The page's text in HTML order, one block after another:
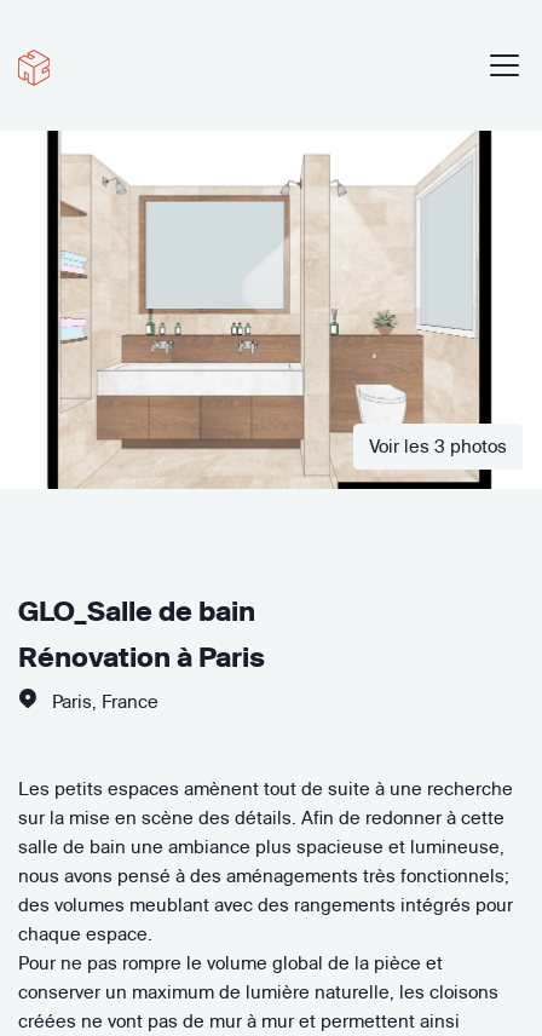
Voir les 3 photos
GLO_Salle de bain
Rénovation à Paris
Paris France
Les petits espaces amènent tout de suite à une recherche
sur la mise en scène des détails. Afin de redonner à cette
salle de bain une ambiance plus spacieuse et lumineuse,
nous avons pensé à des aménagements très fonctionnels;
des volumes meublant avec des rangements intégrés pour
chaque espace.
Pour ne pas rompre le volume global de la pièce et
conserver un maximum de lumière naturelle, les cloisons
créées ne vont pas de mur à mur et permettent ainsi